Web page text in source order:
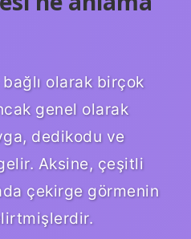
bağlı olarak birçok
genel olarak
dedikodu ve
Aksine, çeşitli
çekirge görmenin